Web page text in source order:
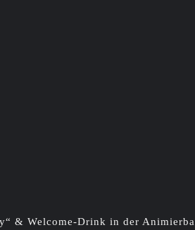
& Welcome-Drink in der